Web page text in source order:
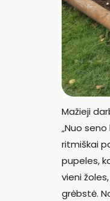
Mažieji
„Nuo
ritmiškai
pupeles,
vieni
grėbstė.